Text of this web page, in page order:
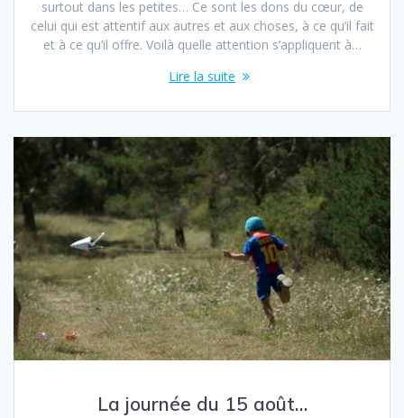
surtout dans les petites… Ce sont les dons du cœur, de
celui qui est attentif aux autres et aux choses, à ce qu’il fait
et à ce qu’il offre. Voilà quelle attention s’appliquent à…
Lire la suite
La journée du 15 août…